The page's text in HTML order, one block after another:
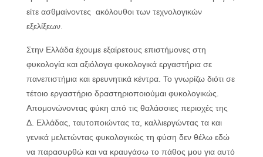
είτε ασθμαίνοντες ακόλουθοι των τεχνολογικών
εξελίξεων.
Στην Ελλάδα έχουμε εξαίρετους επιστήμονες στη
φυκολογία και αξιόλογα φυκολογικά εργαστήρια σε
πανεπιστήμια και ερευνητικά κέντρα. Το γνωρίζω διότι σε
τέτοιο εργαστήριο δραστηριοποιούμαι φυκολογικώς.
Απομονώνοντας φύκη από τις θαλάσσιες περιοχές της
Δ. Ελλάδας, ταυτοποιώντας τα, καλλιεργώντας τα και
γενικά μελετώντας φυκολογικώς τη φύση δεν θέλω εδώ
να παρασυρθώ και να κραυγάσω το πάθος μου για αυτό